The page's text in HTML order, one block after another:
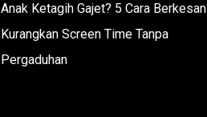
Anak Ketagih Gajet? 5 Cara Berkesan
Kurangkan Screen Time Tanpa
Pergaduhan